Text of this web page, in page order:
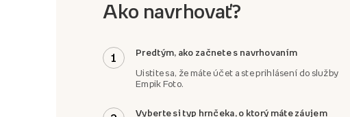
Ako navrhovať?
1 Predtým, ako začnete s navrhovaním
Uistite sa, že máte účet a ste prihlásení do služby
Empik Foto.
Vyberte si typ hrnčeka, o ktorý máte záujem